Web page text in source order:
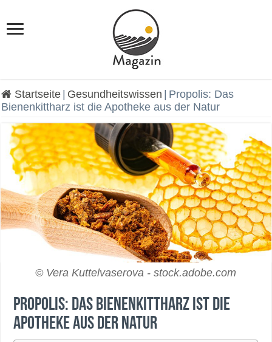
Startseite Gesundheitswissen
Propolis: Das
Bienenkittharz ist die Apotheke aus der Natur
© Vera Kuttelvaserova - stock.adobe.com
Propolis: Das Bienenkittharz ist die
Apotheke aus der Natur